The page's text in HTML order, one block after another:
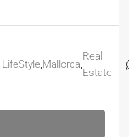
,LifeStyle,Mallorca,
Real
Estate